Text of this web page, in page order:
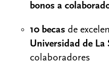
bonos a
10 becas de
Universidad de La
colaboradores